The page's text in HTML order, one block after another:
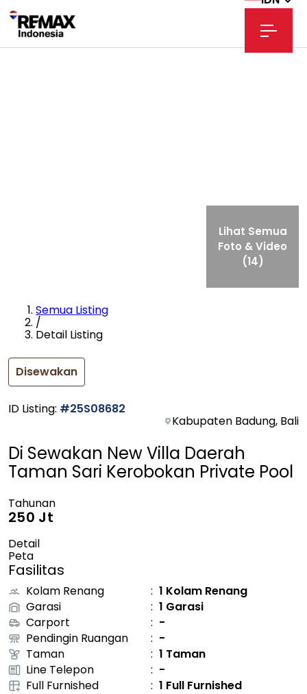
Lihat Semua
Foto & Video
(14)
Semua Listing
/
Detail Listing
Disewakan
ID Listing: #25S08682
Kabupaten Badung, Bali
Di Sewakan New Villa Daerah
Taman Sari Kerobokan Private Pool
Tahunan
250 Jt
Detail
Peta
Fasilitas
Kolam Renang : 1 Kolam Renang
Garasi
: 1 Garasi
Carport
: -
Pendingin Ruangan
: -
Taman
: 1 Taman
Line Telepon
: -
Full Furnished
: 1 Full Furnished